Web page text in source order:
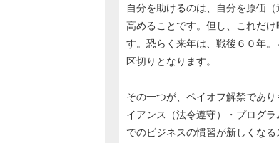
自分を助けるのは、自分を原価
高めることです。但し、これだ
す。恐らく来年は、戦後６０年
区切りとなります。
その一つが、ペイオフ解禁であり
イアンス（法令遵守）・プログ
でのビジネスの慣習が新しくな